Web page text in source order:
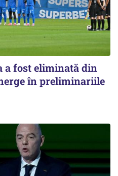
a fost eliminată din
în preliminariile